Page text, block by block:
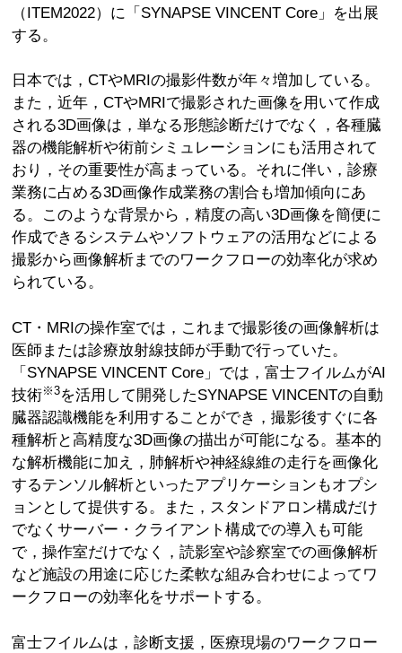
（ITEM2022）に「SYNAPSE VINCENT Core」を出展
する。
日本では，CTやMRIの撮影件数が年々増加している。
また，近年，CTやMRIで撮影された画像を用いて作成
される3D画像は，単なる形態診断だけでなく，各種臓
器の機能解析や術前シミュレーションにも活用されて
おり，その重要性が高まっている。それに伴い，診療
業務に占める3D画像作成業務の割合も増加傾向にあ
る。このような背景から，精度の高い3D画像を簡便に
作成できるシステムやソフトウェアの活用などによる
撮影から画像解析までのワークフローの効率化が求め
られている。
CT・MRIの操作室では，これまで撮影後の画像解析は
医師または診療放射線技師が手動で行っていた。
「SYNAPSE VINCENT Core」では，富士フイルムがAI
技術※3を活用して開発したSYNAPSE VINCENTの自動
臓器認識機能を利用することができ，撮影後すぐに各
種解析と高精度な3D画像の描出が可能になる。基本的
な解析機能に加え，肺解析や神経線維の走行を画像化
するテンソル解析といったアプリケーションもオプシ
ョンとして提供する。また，スタンドアロン構成だけ
でなくサーバー・クライアント構成での導入も可能
で，操作室だけでなく，読影室や診察室での画像解析
など施設の用途に応じた柔軟な組み合わせによってワ
ークフローの効率化をサポートする。
富士フイルムは，診断支援，医療現場のワークフロー